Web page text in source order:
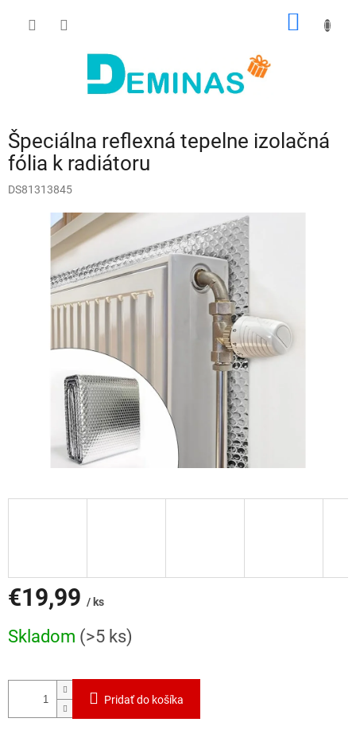
Špeciálna reflexná tepelne izolačná
fólia k radiátoru
DS81313845
€19,99 / ks
cena:
Skladom (>5 ks)
Pridať do košíka